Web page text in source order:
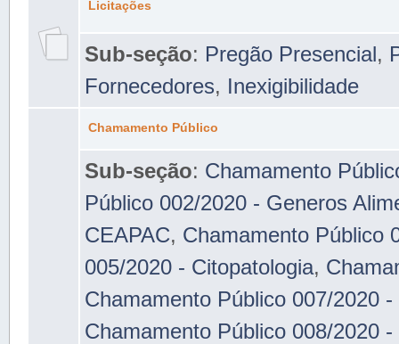
Licitações
Sub-seção: Pregão Presencial,
Fornecedores, Inexigibilidade
Chamamento Público
Sub-seção: Chamamento
Público 002/2020 - Generos
CEAPAC, Chamamento Público
005/2020 - Citopatologia,
Chamamento Público 007/2020
Chamamento Público 008/2020